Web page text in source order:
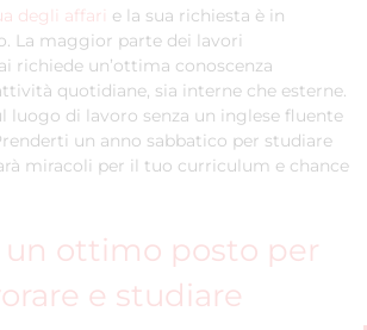
degli affari
e la sua richiesta è in
La maggior parte dei lavori
richiede un’ottima conoscenza
quotidiane, sia interne che esterne.
luogo di lavoro senza un inglese fluente
un anno sabbatico per studiare
miracoli per il tuo curriculum e chance
un ottimo posto per
e studiare